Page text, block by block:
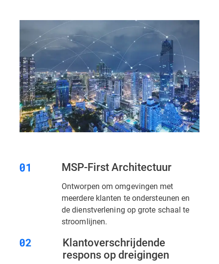
MSP-First Architectuur
Ontworpen om omgevingen met
meerdere klanten te ondersteunen en
de dienstverlening op grote schaal te
stroomlijnen.
Klantoverschrijdende
respons op dreigingen